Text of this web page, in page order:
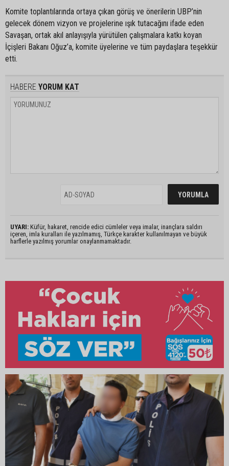
Komite toplantılarında ortaya çıkan görüş ve önerilerin UBP’nin
gelecek dönem vizyon ve projelerine ışık tutacağını ifade eden
Savaşan, ortak akıl anlayışıyla yürütülen çalışmalara katkı koyan
İçişleri Bakanı Oğuz’a, komite üyelerine ve tüm paydaşlara teşekkür
etti.
HABERE YORUM KAT
UYARI: Küfür, hakaret, rencide edici cümleler veya imalar, inançlara saldırı
içeren, imla kuralları ile yazılmamış, Türkçe karakter kullanılmayan ve büyük
harflerle yazılmış yorumlar onaylanmamaktadır.